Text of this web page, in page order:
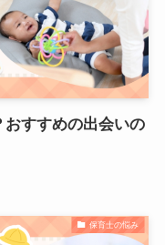
すすめの出会いの
保育士の悩み